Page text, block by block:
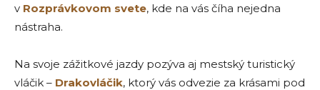
v Rozprávkovom svete, kde na vás číha nejedna
nástraha.
Na svoje zážitkové jazdy pozýva aj mestský turistický
vláčik – Drakovláčik, ktorý vás odvezie za krásami pod